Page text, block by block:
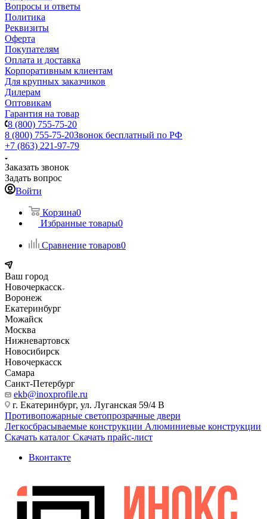
Вопросы и ответы
Политика
Реквизиты
Оферта
Покупателям
Оплата и доставка
Корпоративным клиентам
Для крупных заказчиков
Дилерам
Оптовикам
Гарантия на товар
8 (800) 755-75-20
8 (800) 755-75-20Звонок бесплатный по РФ
+7 (863) 221-97-79
Заказать звонок
Задать вопрос
Войти
Корзина0
Избранные товары0
Сравнение товаров0
Ваш город
Новочеркасск
Воронеж
Екатеринбург
Можайск
Москва
Нижневартовск
Новосибирск
Новочеркасск
Самара
Санкт-Петербург
ekb@inoxprofile.ru
г. Екатеринбург, ул. Луганская 59/4 В
Противопожарные светопрозрачные двери
Легкосбрасываемые конструкции Алюминиевые конструкции
Скачать каталог Скачать прайс-лист
Вконтакте